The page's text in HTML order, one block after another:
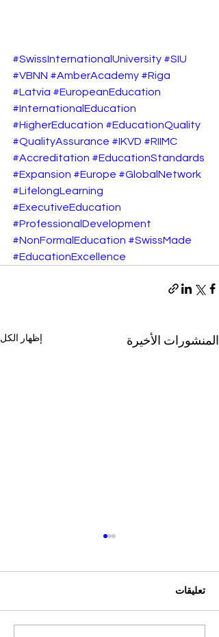
#SwissInternationalUniversity #SIU
#VBNN #AmberAcademy #Riga
#Latvia #EuropeanEducation
#InternationalEducation
#HigherEducation #EducationQuality
#QualityAssurance #IKVD #RIIMC
#Accreditation #EducationStandards
#Expansion #Europe #GlobalNetwork
#LifelongLearning
#ExecutiveEducation
#ProfessionalDevelopment
#NonFormalEducation #SwissMade
#EducationExcellence
المنشورات الأخيرة إظهار الكل
تعليقات